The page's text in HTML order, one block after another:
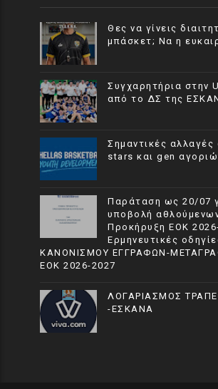
Θες να γίνεις
μπάσκετ; Να η
Συγχαρητήρια στην
από το ΔΣ της
Σημαντικές
stars και gen
Παράταση ως 20/07
υποβολή αθλούμενων
Προκήρυξη ΕΟΚ
Ερμηνευτικές
ΚΑΝΟΝΙΣΜΟΥ ΕΓΓΡΑΦΩΝ-
ΕΟΚ 2026-2027
ΛΟΓΑΡΙΑΣΜΟΣ
-ΕΣΚΑΝΑ